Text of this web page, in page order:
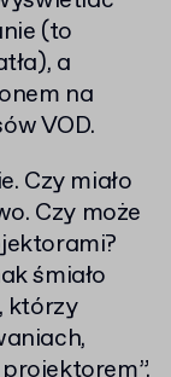
(to
a
na
VOD.
Czy miało
Czy może
śmiało
którzy